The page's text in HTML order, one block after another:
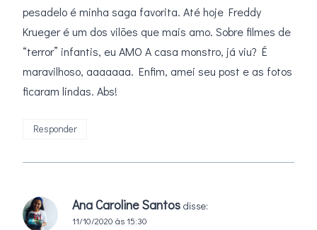
pesadelo é minha saga favorita. Até hoje Freddy
Krueger é um dos vilões que mais amo. Sobre filmes de
“terror” infantis, eu AMO A casa monstro, já viu? É
maravilhoso, aaaaaaa. Enfim, amei seu post e as fotos
ficaram lindas. Abs!
Responder
Ana Caroline Santos disse:
11/10/2020 às 15:30